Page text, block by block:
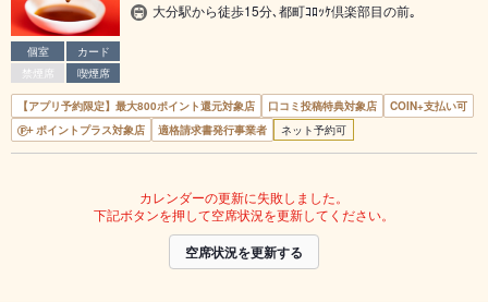
個室
カード
禁煙席
喫煙席
大分駅から徒歩15分､都町ｺﾛｯｹ倶楽部目の前｡
【アプリ予約限定】最大800ポイント還元対象店 口コミ投稿特典対象店
COIN+支払い可
ポイントプラス対象店
適格請求書発行事業者 ネット予約可
カレンダーの更新に失敗しました。
下記ボタンを押して空席状況を更新してください。
空席状況を更新する